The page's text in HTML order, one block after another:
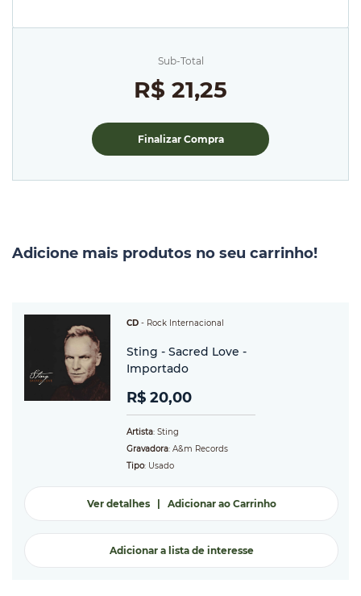
Sub-Total
R$ 21,25
Finalizar Compra
Adicione mais produtos no seu carrinho!
CD - Rock Internacional
Sting - Sacred Love -
Importado
R$ 20,00
Artista: Sting
Gravadora: A&m Records
Tipo: Usado
Ver detalhes| Adicionar ao Carrinho
Adicionar a lista de interesse